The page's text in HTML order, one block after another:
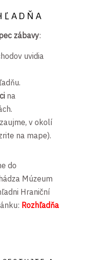
zábavy:
uvidia
na
v okolí
na mape).
do
Múzeum
Hraniční
Rozhľadňa